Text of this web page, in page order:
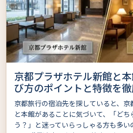
京都プラザホテル新館と
び方のポイントと特徴を徹
京都旅行の宿泊先を探していると、
と本館があることに気づいて、「どち
う？」と迷っていらっしゃる方も多い